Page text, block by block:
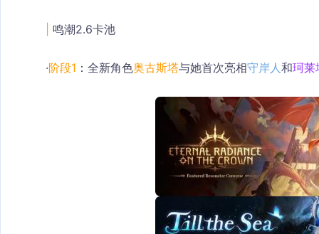
鸣潮2.6卡池
·阶段1 ：全新角色奥古斯塔与她首次亮相守岸人和珂莱